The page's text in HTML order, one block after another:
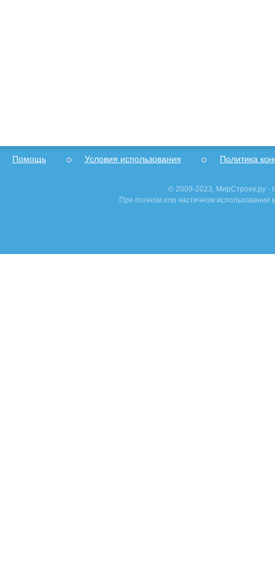
Помощь Условия использования Политика
© 2009-2023, МирСтроек.ру -
При полном или частичном использовании